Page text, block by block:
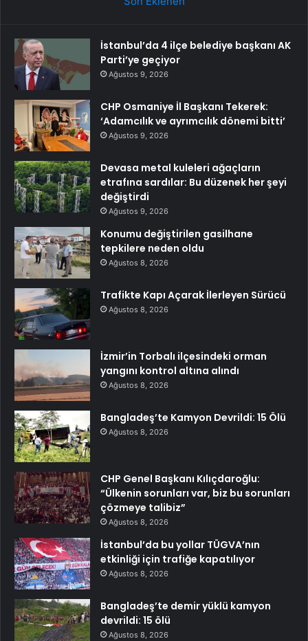
İstanbul’da 4 ilçe belediye başkanı AK
Parti’ye geçiyor
Ağustos 9, 2026
CHP Osmaniye İl Başkanı Tekerek:
‘Adamcılık ve ayrımcılık dönemi bitti’
Ağustos 9, 2026
Devasa metal kuleleri ağaçların
etrafına sardılar: Bu düzenek her şeyi
değiştirdi
Ağustos 9, 2026
Konumu değiştirilen gasilhane
tepkilere neden oldu
Ağustos 8, 2026
Trafikte Kapı Açarak İlerleyen Sürücü
Ağustos 8, 2026
İzmir’in Torbalı ilçesindeki orman
yangını kontrol altına alındı
Ağustos 8, 2026
Bangladeş’te Kamyon Devrildi: 15 Ölü
Ağustos 8, 2026
CHP Genel Başkanı Kılıçdaroğlu:
“Ülkenin sorunları var, biz bu sorunları
çözmeye talibiz”
Ağustos 8, 2026
İstanbul’da bu yollar TÜGVA’nın
etkinliği için trafiğe kapatılıyor
Ağustos 8, 2026
Bangladeş’te demir yüklü kamyon
devrildi: 15 ölü
Ağustos 8, 2026